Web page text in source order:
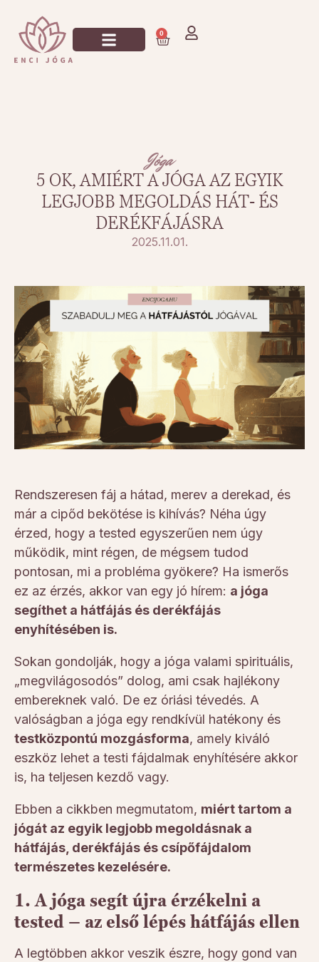
0
Jóga
5 OK, AMIÉRT A JÓGA AZ EGYIK
LEGJOBB MEGOLDÁS HÁT‑ ÉS
DERÉKFÁJÁSRA
2025.11.01.
Rendszeresen fáj a hátad, merev a derekad, és
már a cipőd bekötése is kihívás? Néha úgy
érzed, hogy a tested egyszerűen nem úgy
működik, mint régen, de mégsem tudod
pontosan, mi a probléma gyökere? Ha ismerős
ez az érzés, akkor van egy jó hírem: a jóga
segíthet a hátfájás és derékfájás
enyhítésében is.
Sokan gondolják, hogy a jóga valami spirituális,
„megvilágosodós” dolog, ami csak hajlékony
embereknek való. De ez óriási tévedés. A
valóságban a jóga egy rendkívül hatékony és
testközpontú mozgásforma, amely kiváló
eszköz lehet a testi fájdalmak enyhítésére akkor
is, ha teljesen kezdő vagy.
Ebben a cikkben megmutatom, miért tartom a
jógát az egyik legjobb megoldásnak a
hátfájás, derékfájás és csípőfájdalom
természetes kezelésére.
1. A jóga segít újra érzékelni a
tested – az első lépés hátfájás ellen
A legtöbben akkor veszik észre, hogy gond van